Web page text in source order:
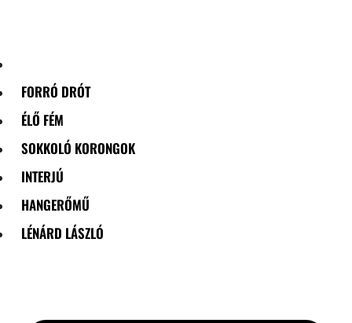
FORRÓ DRÓT
ÉLŐ FÉM
SOKKOLÓ KORONGOK
INTERJÚ
HANGERŐMŰ
LÉNÁRD LÁSZLÓ